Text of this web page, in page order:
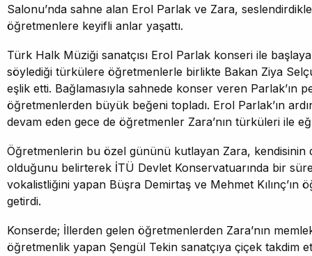
Salonu’nda sahne alan Erol Parlak ve Zara,
öğretmenlere keyifli anlar yaşattı.
Türk Halk Müziği sanatçısı Erol Parlak konseri ile
söylediği türkülere öğretmenlerle birlikte Bakan Ziya
eşlik etti. Bağlamasıyla sahnede konser veren Parlak’ın
öğretmenlerden büyük beğeni topladı. Erol Parlak’ın
devam eden gece de öğretmenler Zara’nın türküleri ile
Öğretmenlerin bu özel gününü kutlayan Zara, kendisinin
olduğunu belirterek İTÜ Devlet Konservatuarında bir süre
vokalistliğini yapan Büşra Demirtaş ve Mehmet Kılınç’ın
getirdi.
Konserde; İllerden gelen öğretmenlerden Zara’nın
öğretmenlik yapan Şengül Tekin sanatçıya çiçek takdim